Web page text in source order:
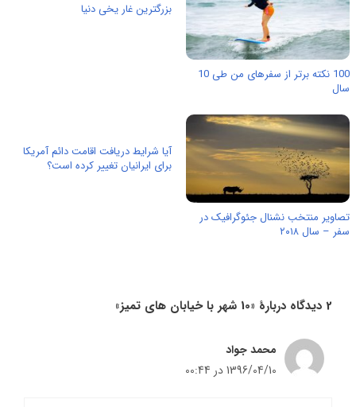
100 نکته برتر از سفرهای من طی 10
سال
بزرگترین غار یخی دنیا
تصاویر منتخب نشنال جئوگرافیک در
سفر – سال ۲۰۱۸
آیا شرایط دریافت اقامت دائم آمریکا
برای ایرانیان تغییر کرده است؟
2 دیدگاه دربارهٔ «10 شهر با خیابان های تمیز»
محمد جواد
1396/04/10 در 00:44